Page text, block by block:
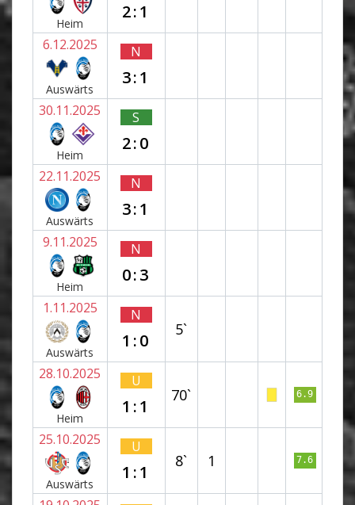
Heim
2:1
6.12.2025
Auswärts
N
3:1
30.11.2025
Heim
S
2:0
22.11.2025
Auswärts
N
3:1
9.11.2025
Heim
N
0:3
1.11.2025
Auswärts
N
1:0
5`
28.10.2025
Heim
U
1:1
70` 6.9
25.10.2025
Auswärts
U
1:1
8` 1 7.6